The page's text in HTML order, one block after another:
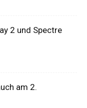
2 und Spectre
am 2.